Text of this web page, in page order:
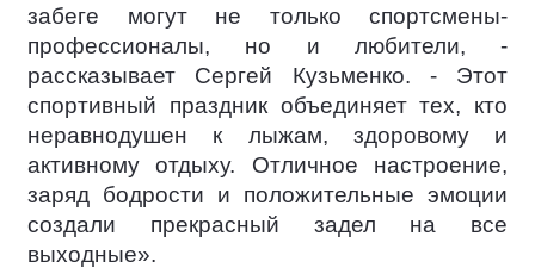
забеге могут не только спортсмены-
профессионалы, но и любители, -
рассказывает Сергей Кузьменко. - Этот
спортивный праздник объединяет тех, кто
неравнодушен к лыжам, здоровому и
активному отдыху. Отличное настроение,
заряд бодрости и положительные эмоции
создали прекрасный задел на все
выходные».